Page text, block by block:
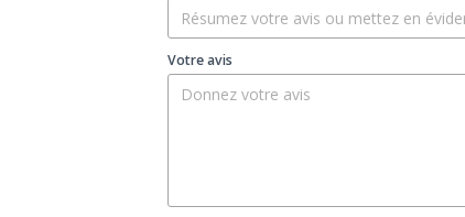
Votre avis